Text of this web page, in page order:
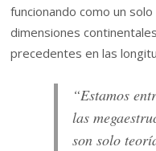
funcionando como un
dimensiones
precedentes en las
“Estamos
las
son solo